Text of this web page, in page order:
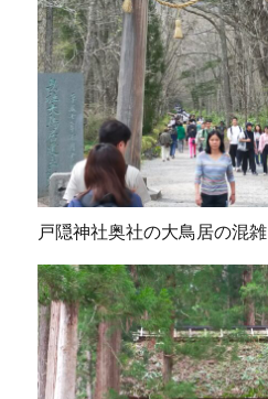
戸隠神社奥社の大鳥居の混雑